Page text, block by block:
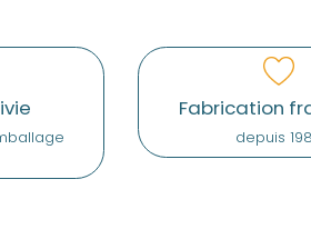
Fabrication
depuis